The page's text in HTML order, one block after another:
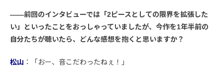
――前回のインタビューでは「2ピースとしての限界を拡張した
い」といったことをおっしゃっていましたが、今作を1年半前の
自分たちが聴いたら、どんな感想を抱くと思いますか？
松山 ：「おー、音こだわったねぇ！」